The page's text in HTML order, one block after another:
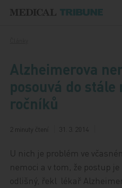
Alzheimerova
posouvá do
ročníků
2 minuty čtení 31. 3. 2014
U nich je problém ve
nemoci a v tom, že postup
odlišný, řekl lékař